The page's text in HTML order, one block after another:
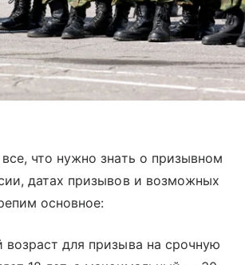
что нужно знать о призывном
датах призывов и возможных
основное:
для призыва на срочную